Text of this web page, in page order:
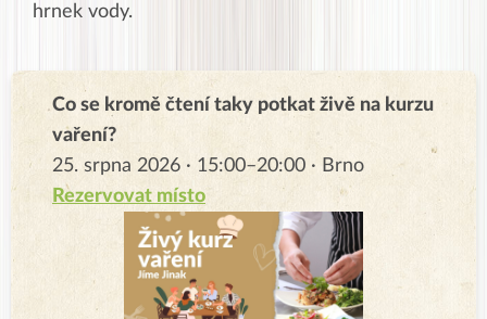
hrnek vody.
Co se kromě čtení taky potkat živě na kurzu
vaření?
25. srpna 2026 · 15:00–20:00 · Brno
Rezervovat místo